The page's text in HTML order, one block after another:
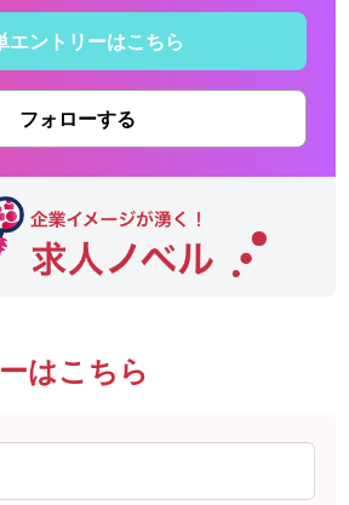
エントリーはこちら
フォローする
はこちら